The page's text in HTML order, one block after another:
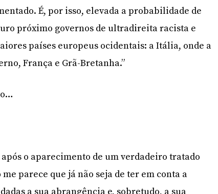
É, por isso, elevada a probabilidade de
próximo governos de ultradireita racista e
países europeus ocidentais: a Itália, onde a
França e Grã-Bretanha.”
após o aparecimento de um verdadeiro tratado
parece que já não seja de ter em conta a